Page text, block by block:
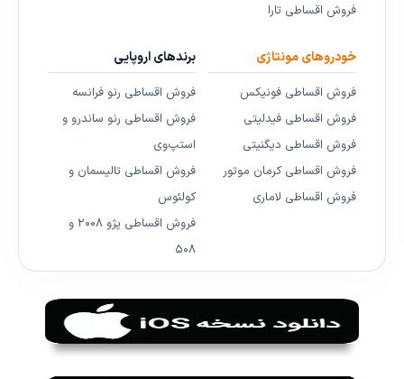
فروش اقساطی تارا
خودروهای مونتاژی
فروش اقساطی فونیکس
فروش اقساطی فیدلیتی
فروش اقساطی دیگنیتی
فروش اقساطی کرمان موتور
فروش اقساطی لاماری
برندهای اروپایی
فروش اقساطی رنو فرانسه
فروش اقساطی رنو ساندرو و
استپ‌وی
فروش اقساطی تالیسمان و
کولئوس
فروش اقساطی پژو ۲۰۰۸ و
۵۰۸